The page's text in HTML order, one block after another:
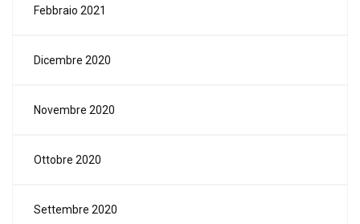
Febbraio 2021
Dicembre 2020
Novembre 2020
Ottobre 2020
Settembre 2020